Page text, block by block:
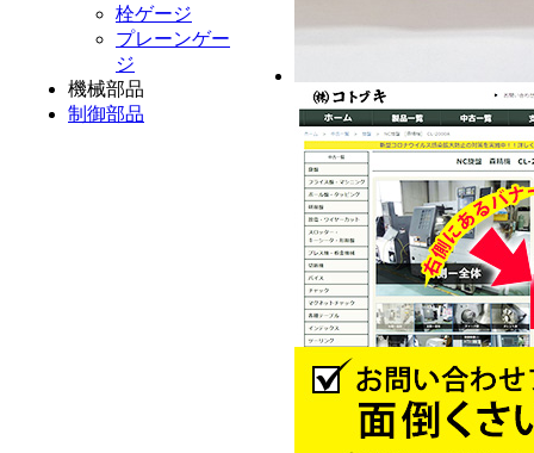
栓ゲージ
プレーンゲー
ジ
機械部品
制御部品